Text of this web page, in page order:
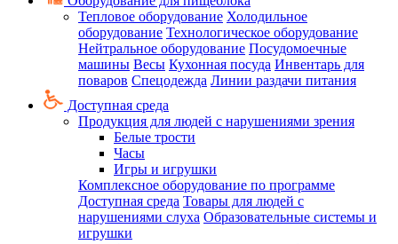
Тепловое оборудование Холодильное
оборудование Технологическое оборудование
Нейтральное оборудование Посудомоечные
машины Весы Кухонная посуда Инвентарь для
поваров Спецодежда Линии раздачи питания
Доступная среда
Продукция для людей с нарушениями зрения
Белые трости
Часы
Игры и игрушки
Комплексное оборудование по программе
Доступная среда Товары для людей с
нарушениями слуха Образовательные системы и
игрушки